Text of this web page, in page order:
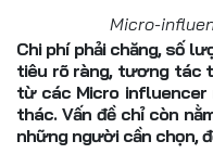
Micro-
Chi phí phải chăng, số
tiêu rõ ràng, tương tác
từ các Micro influencer
thác. Vấn đề chỉ còn
những người cần chọn,